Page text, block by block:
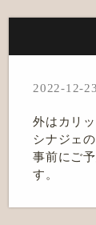
2022-12-
外はカリ
シナジェ
事前にご
す。